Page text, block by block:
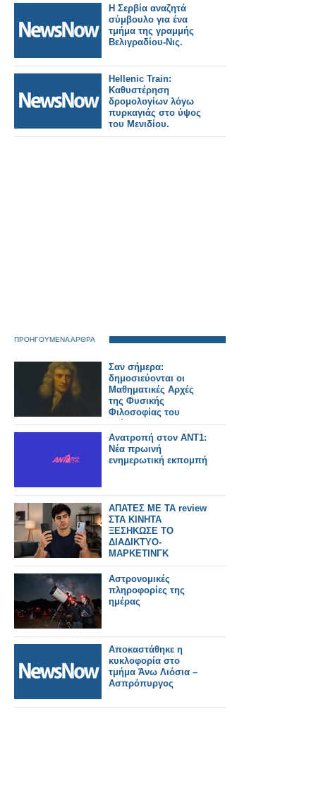
Η Σερβία αναζητά
σύμβουλο για ένα
τμήμα της γραμμής
Βελιγραδίου-Νις.
Hellenic Train:
Καθυστέρηση
δρομολογίων λόγω
πυρκαγιάς στο ύψος
του Μενιδίου.
ΠΡΟΗΓΟΥΜΕΝΑ ΑΡΘΡΑ
Σαν σήμερα:
δημοσιεύονται οι
Μαθηματικές Αρχές
της Φυσικής
Φιλοσοφίας του
Νεύτωνα
Ανατροπή στον ΑΝΤ1:
Νέα πρωινή
ενημερωτική εκπομπή
ΑΠΑΤΕΣ ΜΕ ΤΑ review
ΣΤΑ ΚΙΝΗΤΑ
ΞΕΣΗΚΩΣΕ ΤΟ
ΔΙΑΔΙΚΤΥΟ-
ΜΑΡΚΕΤΙΝΓΚ
ΓΕΜΑΤΑ ΨΕΜΑΤΑ
Αστρονομικές
πληροφορίες της
ημέρας
Αποκαστάθηκε η
κυκλοφορία στο
τμήμα Άνω Λιόσια –
Ασπρόπυργος